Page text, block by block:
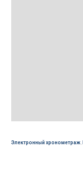
Электронный хронометраж,